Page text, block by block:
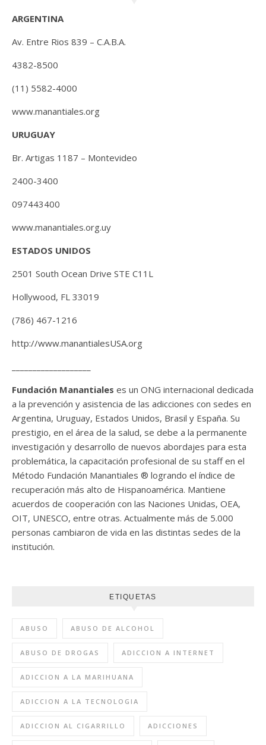
ARGENTINA
Av. Entre Rios 839 – C.A.B.A.
4382-8500
(11) 5582-4000
www.manantiales.org
URUGUAY
Br. Artigas 1187 – Montevideo
2400-3400
097443400
www.manantiales.org.uy
ESTADOS UNIDOS
2501 South Ocean Drive STE C11L
Hollywood, FL 33019
(786) 467-1216
http://www.manantialesUSA.org
Fundación Manantiales es un ONG internacional dedicada
a la prevención y asistencia de las adicciones con sedes en
Argentina, Uruguay, Estados Unidos, Brasil y España. Su
prestigio, en el área de la salud, se debe a la permanente
investigación y desarrollo de nuevos abordajes para esta
problemática, la capacitación profesional de su staff en el
Método Fundación Manantiales ® logrando el índice de
recuperación más alto de Hispanoamérica. Mantiene
acuerdos de cooperación con las Naciones Unidas, OEA,
OIT, UNESCO, entre otras. Actualmente más de 5.000
personas cambiaron de vida en las distintas sedes de la
institución.
ETIQUETAS
ABUSO ABUSO DE ALCOHOL
ABUSO DE DROGAS ADICCION A INTERNET
ADICCION A LA MARIHUANA
ADICCION A LA TECNOLOGIA
ADICCION AL CIGARRILLO ADICCIONES